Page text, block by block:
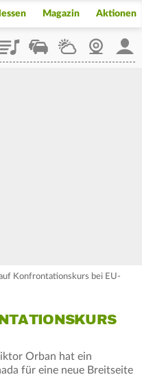
Magazin Aktionen
PlaylistStaupilotWetterWebcam
Konfrontationskurs bei EU-
Orban hat ein
für eine neue Breitseite